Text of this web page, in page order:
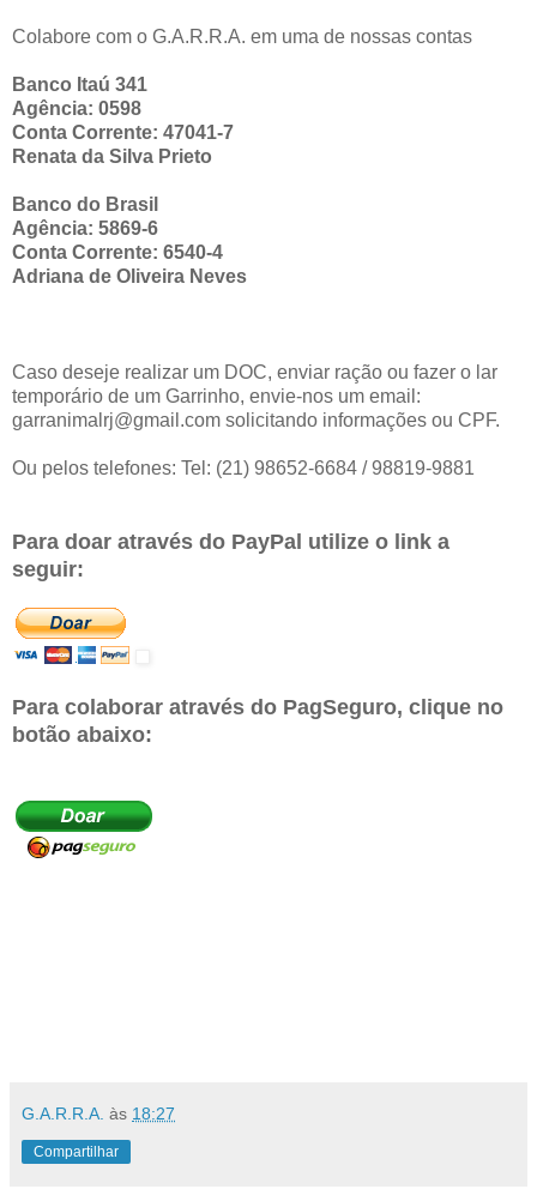
Colabore com o G.A.R.R.A. em uma de nossas contas
Banco Itaú 341
Agência: 0598
Conta Corrente: 47041-7
Renata da Silva Prieto
Banco do Brasil
Agência: 5869-6
Conta Corrente: 6540-4
Adriana de Oliveira Neves
Caso deseje realizar um DOC, enviar ração ou fazer o lar
temporário de um Garrinho, envie-nos um email:
garranimalrj@gmail.com solicitando informações ou CPF.
Ou pelos telefones: Tel: (21) 98652-6684 / 98819-9881
Para doar através do PayPal utilize o link a
seguir:
Para colaborar através do PagSeguro, clique no
botão abaixo:
G.A.R.R.A. às 18:27
Compartilhar